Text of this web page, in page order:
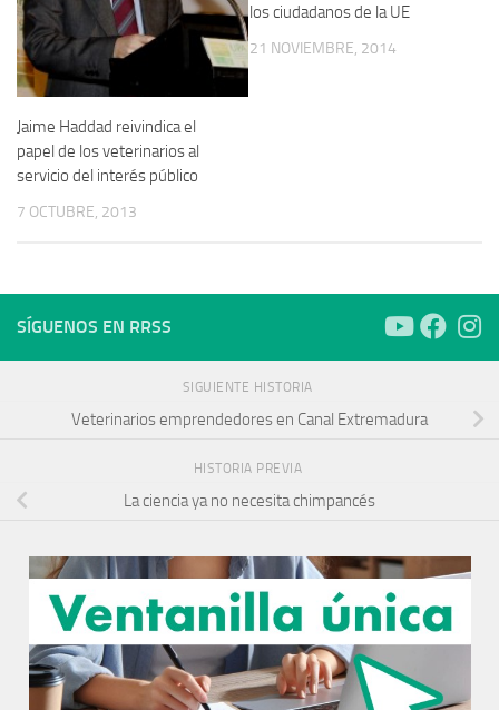
Jaime Haddad reivindica el
papel de los veterinarios al
servicio del interés público
7 OCTUBRE, 2013
los ciudadanos de la UE
21 NOVIEMBRE, 2014
SÍGUENOS EN RRSS
SIGUIENTE HISTORIA
Veterinarios emprendedores en Canal Extremadura
HISTORIA PREVIA
La ciencia ya no necesita chimpancés